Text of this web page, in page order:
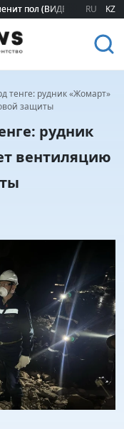
пол (ВИДЕО)
пол (ВИДЕО) RU KZ
тенге: рудник «Жомарт»
защиты
рудник
вентиляцию